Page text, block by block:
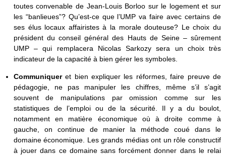
toutes convenable de Jean-Louis Borloo sur le logement et sur
les “banlieues”? Qu’est-ce que l’UMP va faire avec certains de
ses élus locaux affairistes à la morale douteuse? Le choix du
président du conseil général des Hauts de Seine – sûrement
UMP – qui remplacera Nicolas Sarkozy sera un choix très
indicateur de la capacité à bien gérer les symboles.
Communiqueret bien expliquer les réformes, faire preuve de
pédagogie, ne pas manipuler les chiffres, même s’il s’agit
souvent de manipulations par omission comme sur les
statistiques de l’emploi ou de la sécurité. Il y a du boulot,
notamment en matière économique où à droite comme à
gauche, on continue de manier la méthode coué dans le
domaine économique. Les grands médias ont un rôle constructif
à jouer dans ce domaine sans forcément donner dans le relai